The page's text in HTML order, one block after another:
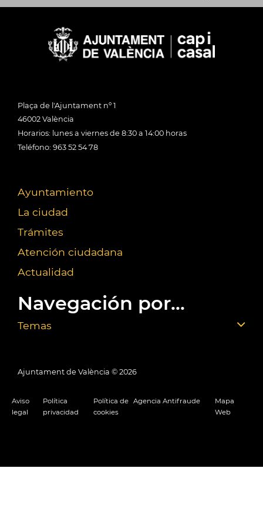
Plaça de l'Ajuntament nº 1
46002 València
Horarios: lunes a viernes de 8:30 a 14:00 horas
Teléfono: 963 52 54 78
Ayuntamiento
La ciudad
Trámites
Atención ciudadana
Actualidad
Navegación por...
Temas
Ajuntament de València © 2026
Aviso
legal
Política
privacidad
Política de
cookies
Agencia Antifraude
Mapa
Web